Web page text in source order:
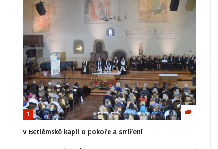
1
V Betlémské kapli o pokoře a smíření